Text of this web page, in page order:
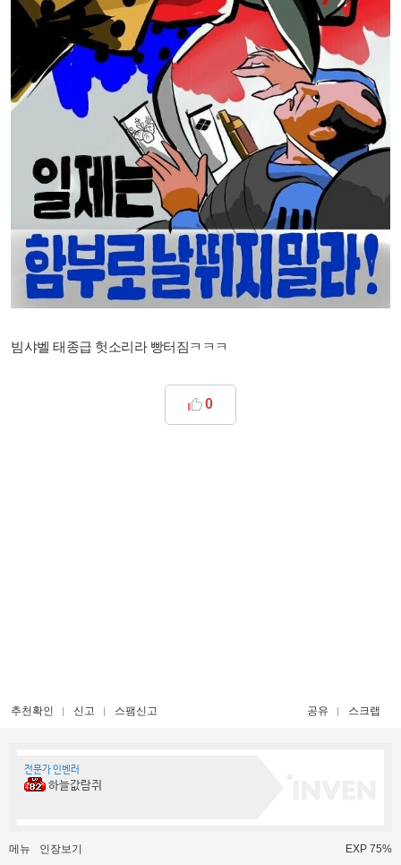
빔샤벨 태종급 헛소리라 빵터짐ㅋㅋㅋ
0
추천확인 신고 스팸신고 공유 스크랩
전문가 인벤러
하늘값람쥐
메뉴 인장보기 EXP 75%